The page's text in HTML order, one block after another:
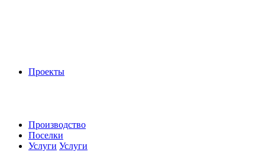
Проекты
Производство
Поселки
Услуги Услуги